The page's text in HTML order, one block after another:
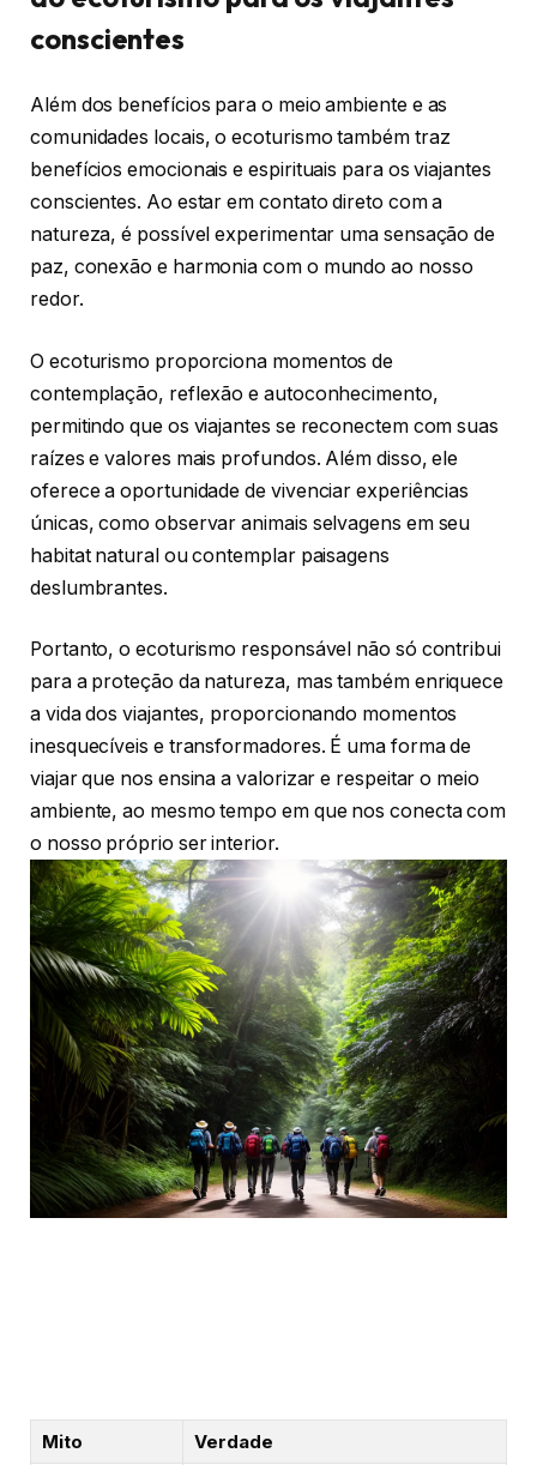
conscientes
Além dos benefícios para o meio ambiente e as
comunidades locais, o ecoturismo também traz
benefícios emocionais e espirituais para os viajantes
conscientes. Ao estar em contato direto com a
natureza, é possível experimentar uma sensação de
paz, conexão e harmonia com o mundo ao nosso
redor.
O ecoturismo proporciona momentos de
contemplação, reflexão e autoconhecimento,
permitindo que os viajantes se reconectem com suas
raízes e valores mais profundos. Além disso, ele
oferece a oportunidade de vivenciar experiências
únicas, como observar animais selvagens em seu
habitat natural ou contemplar paisagens
deslumbrantes.
Portanto, o ecoturismo responsável não só contribui
para a proteção da natureza, mas também enriquece
a vida dos viajantes, proporcionando momentos
inesquecíveis e transformadores. É uma forma de
viajar que nos ensina a valorizar e respeitar o meio
ambiente, ao mesmo tempo em que nos conecta com
o nosso próprio ser interior.
Mito Verdade